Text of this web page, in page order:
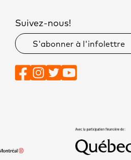
Suivez-nous!
S'abonner à l'infolettre